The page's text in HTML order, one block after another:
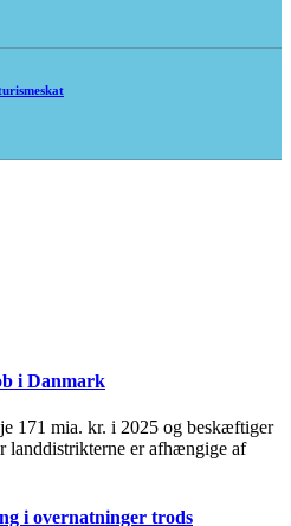
i Danmark
171 mia. kr. i 2025 og beskæftiger
landdistrikterne er afhængige af
i overnatninger trods